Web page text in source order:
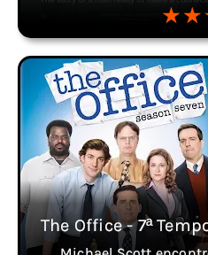
The Office - 7ª